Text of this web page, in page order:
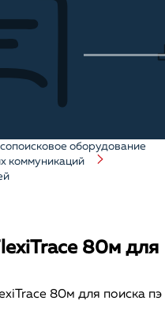
оборудование
коммуникаций
80м для
80м для поиска пэ